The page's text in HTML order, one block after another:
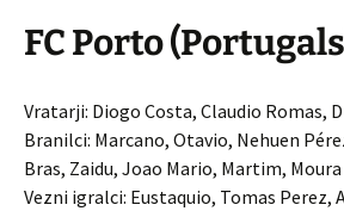
FC Porto
Vratarji: Diogo Costa, Claudio Romas,
Branilci: Marcano, Otavio, Nehuen
Bras, Zaidu, Joao Mario, Martim, Moura
Vezni igralci: Eustaquio, Tomas Perez,